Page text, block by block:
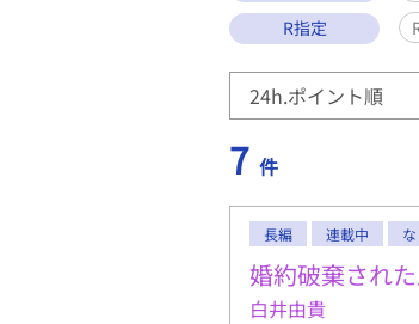
R指定
7 件
長編 連載中
婚約破棄され
白井由貴